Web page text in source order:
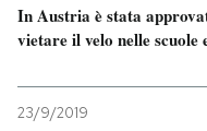
In Austria è stata
vietare il velo nelle scuole
23/9/2019